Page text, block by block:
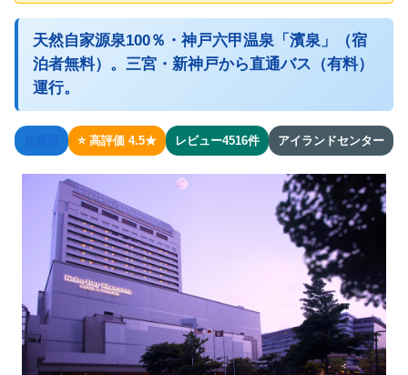
天然自家源泉100％・神戸六甲温泉「濱泉」（宿
泊者無料）。三宮・新神戸から直通バス（有料）
運行。
⭐ 高評価 4.5★ レビュー4516件 アイランドセンター